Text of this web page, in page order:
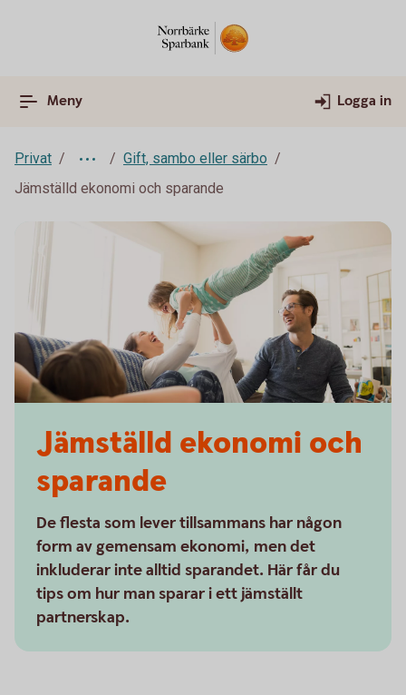
Meny Logga in
Privat
Gift, sambo eller särbo
Jämställd ekonomi och sparande
Jämställd ekonomi och
sparande
De flesta som lever tillsammans har någon
form av gemensam ekonomi, men det
inkluderar inte alltid sparandet. Här får du
tips om hur man sparar i ett jämställt
partnerskap.